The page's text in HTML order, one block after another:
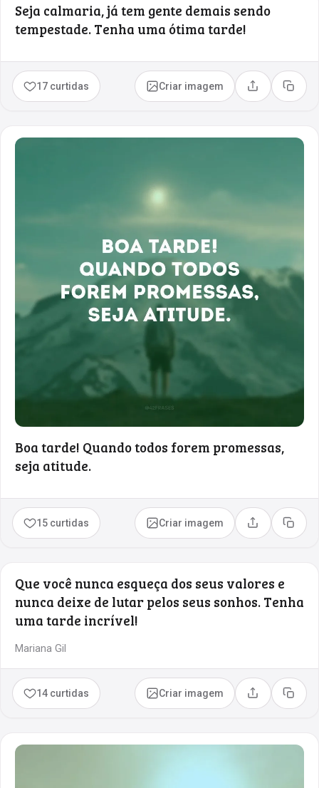
Seja calmaria, já tem gente demais sendo
tempestade. Tenha uma ótima tarde!
17 curtidas Criar imagem Compartilhar
Copiar
Boa tarde! Quando todos forem promessas,
seja atitude.
15 curtidas Criar imagem Compartilhar
Copiar
Que você nunca esqueça dos seus valores e
nunca deixe de lutar pelos seus sonhos. Tenha
uma tarde incrível!
Mariana Gil
14 curtidas Criar imagem Compartilhar
Copiar